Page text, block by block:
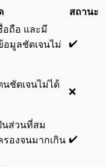
สถานะ
อถือ และมี
อมูลชัดเจนไม่
✔️
ชัดเจนไม่ได้
❌
นส่วนที่สม
รองจนมากเกิน ✔️